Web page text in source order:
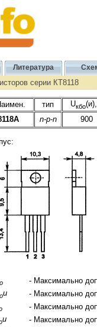
Литература
серии КТ8118
тип Uкбо
n-p-n 900
- Максимально
и
- Максимально
- Максимально
и
- Максимально